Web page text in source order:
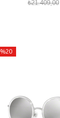
₺21.409,00
%20